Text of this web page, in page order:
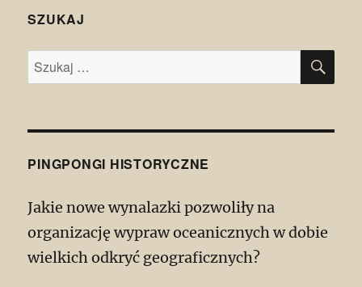
SZUKAJ
Szukaj:
PINGPONGI HISTORYCZNE
Jakie nowe wynalazki pozwoliły na
organizację wypraw oceanicznych w dobie
wielkich odkryć geograficznych?